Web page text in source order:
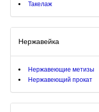
Такелаж
Нержавейка
Нержавеющие метизы
Нержавеющий прокат